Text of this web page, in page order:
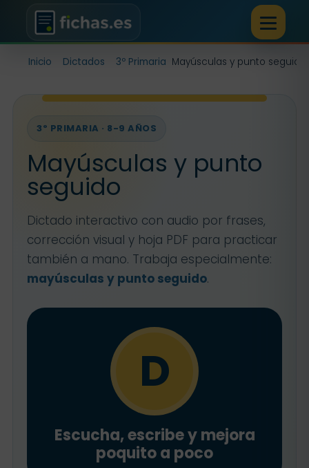
Inicio Dictados 3º Primaria Mayúsculas y punto seguido
3º PRIMARIA · 8-9 AÑOS
Mayúsculas y punto
seguido
Dictado interactivo con audio por frases,
corrección visual y hoja PDF para practicar
también a mano. Trabaja especialmente:
mayúsculas y punto seguido.
D
Escucha, escribe y mejora
poquito a poco